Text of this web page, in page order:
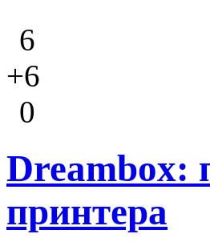
6
+6
0
Dreambox:
принтера